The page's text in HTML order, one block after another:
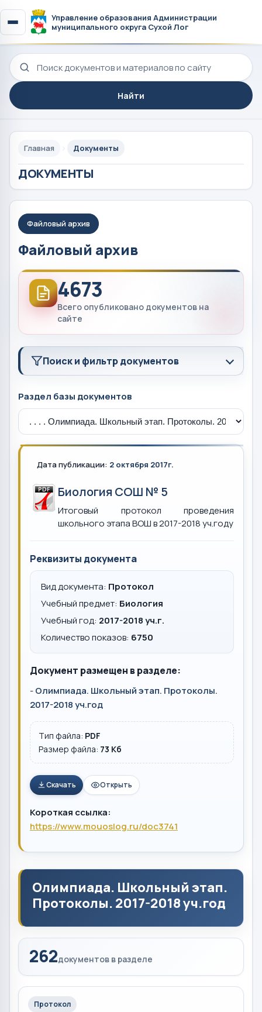
Управление образования Администрации
муниципального округа Сухой Лог
Поиск по сайту
Найти
Главная Документы
ДОКУМЕНТЫ
Файловый архив
Файловый архив
4673
Всего опубликовано документов на
сайте
Поиск и фильтр документов
Раздел базы документов
Дата публикации: 2 октября 2017г.
Биология СОШ № 5
Итоговый протокол проведения
школьного этапа ВОШ в 2017-2018 уч.году
Реквизиты документа
Вид документа: Протокол
Учебный предмет: Биология
Учебный год: 2017-2018 уч.г.
Количество показов: 6750
Документ размещен в разделе:
-Олимпиада. Школьный этап. Протоколы.
2017-2018 уч.год
Тип файла: PDF
Размер файла: 73 Кб
Скачать Открыть
Короткая ссылка:
https://www.mouoslog.ru/doc3741
Олимпиада. Школьный этап.
Протоколы. 2017-2018 уч.год
262документов в разделе
Протокол